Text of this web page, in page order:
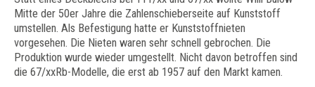
Mitte der 50er Jahre die Zahlenschieberseite auf Kunststoff
umstellen. Als Befestigung hatte er Kunststoffnieten
vorgesehen. Die Nieten waren sehr schnell gebrochen. Die
Produktion wurde wieder umgestellt. Nicht davon betroffen sind
die 67/xxRb-Modelle, die erst ab 1957 auf den Markt kamen.